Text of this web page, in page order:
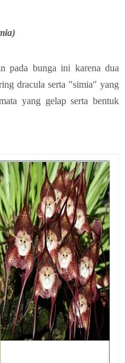
pada bunga ini karena dua
dracula serta "simia" yang
yang gelap serta bentuk